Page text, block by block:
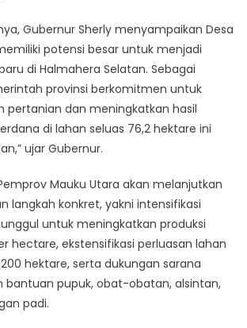
Gubernur Sherly menyampaikan Desa
potensi besar untuk menjadi
di Halmahera Selatan. Sebagai
provinsi berkomitmen untuk
pertanian dan meningkatkan hasil
di lahan seluas 76,2 hektare ini
ujar Gubernur.
Mauku Utara akan melanjutkan
langkah konkret, yakni intensifikasi
untuk meningkatkan produksi
hectare, ekstensifikasi perluasan lahan
hektare, serta dukungan sarana
bantuan pupuk, obat-obatan, alsintan,
padi.